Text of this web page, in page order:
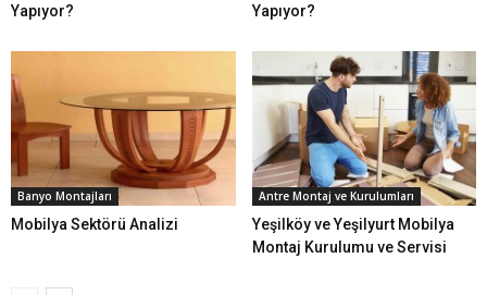
Yapıyor?
Yapıyor?
Banyo Montajları
Mobilya Sektörü Analizi
Antre Montaj ve Kurulumları
Yeşilköy ve Yeşilyurt Mobilya
Montaj Kurulumu ve Servisi